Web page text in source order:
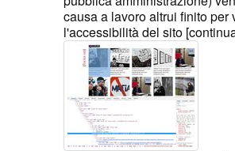
causa a lavoro altrui finito per
l'accessibilità del sito